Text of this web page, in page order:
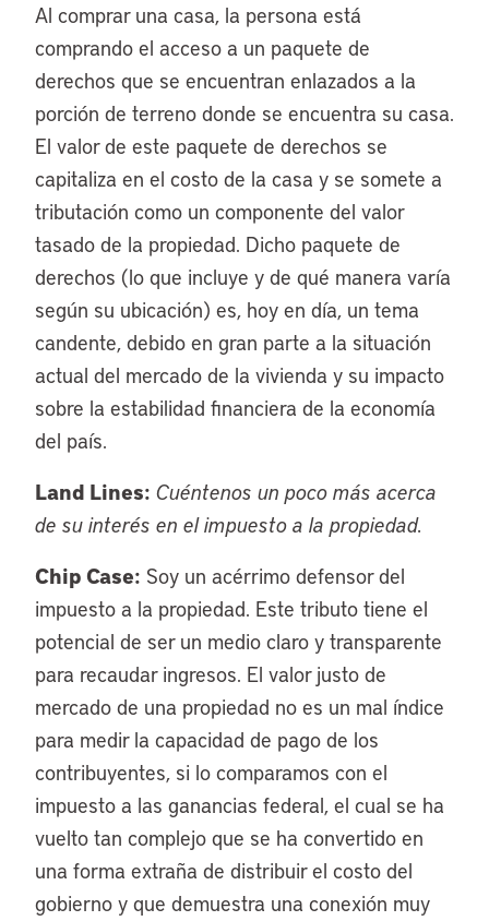
Al comprar una casa, la persona está
comprando el acceso a un paquete de
derechos que se encuentran enlazados a la
porción de terreno donde se encuentra su casa.
El valor de este paquete de derechos se
capitaliza en el costo de la casa y se somete a
tributación como un componente del valor
tasado de la propiedad. Dicho paquete de
derechos (lo que incluye y de qué manera varía
según su ubicación) es, hoy en día, un tema
candente, debido en gran parte a la situación
actual del mercado de la vivienda y su impacto
sobre la estabilidad financiera de la economía
del país.
Land Lines: Cuéntenos un poco más acerca
de su interés en el impuesto a la propiedad.
Chip Case: Soy un acérrimo defensor del
impuesto a la propiedad. Este tributo tiene el
potencial de ser un medio claro y transparente
para recaudar ingresos. El valor justo de
mercado de una propiedad no es un mal índice
para medir la capacidad de pago de los
contribuyentes, si lo comparamos con el
impuesto a las ganancias federal, el cual se ha
vuelto tan complejo que se ha convertido en
una forma extraña de distribuir el costo del
gobierno y que demuestra una conexión muy